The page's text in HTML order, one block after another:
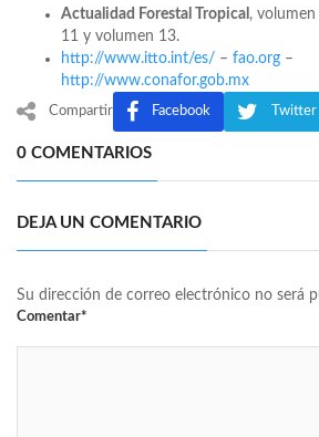
Actualidad Forestal Tropical ,
11 y volumen 13.
http://www.itto.int/es/ – fao.org –
http://www.conafor.gob.mx
Compartir Facebook Twitter
0 COMENTARIOS
DEJA UN COMENTARIO
Su dirección de correo electrónico no será
Comentar*